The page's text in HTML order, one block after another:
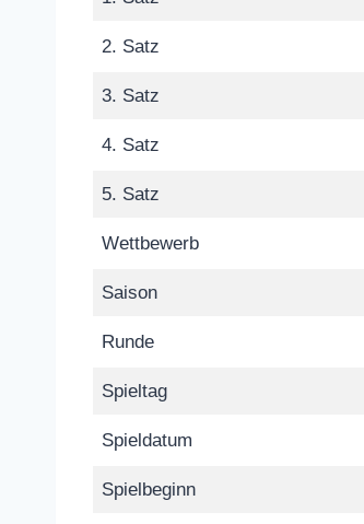
2. Satz
3. Satz
4. Satz
5. Satz
Wettbewerb
Saison
Runde
Spieltag
Spieldatum
Spielbeginn